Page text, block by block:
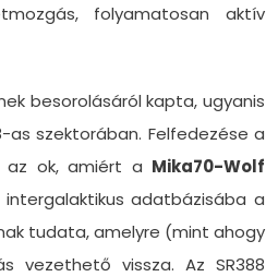
folyamatosan aktív
besorolásáról kapta, ugyanis
szektorában. Felfedezése a
az ok, amiért a Mika70-Wolf
adatbázisába a
tudata, amelyre (mint ahogy
vezethető vissza. Az SR388